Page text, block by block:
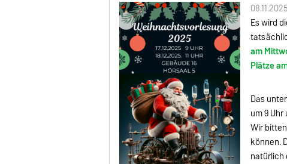
Es wird
am
Plätze
Das
um 9
Wir
können.
natürlich